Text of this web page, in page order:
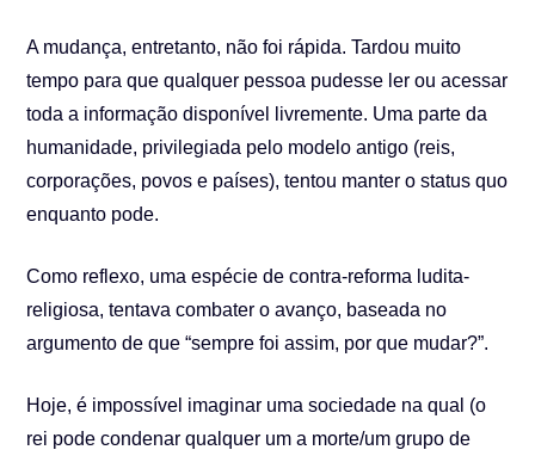
A mudança, entretanto, não foi rápida. Tardou muito
tempo para que qualquer pessoa pudesse ler ou acessar
toda a informação disponível livremente. Uma parte da
humanidade, privilegiada pelo modelo antigo (reis,
corporações, povos e países), tentou manter o status quo
enquanto pode.
Como reflexo, uma espécie de contra-reforma ludita-
religiosa, tentava combater o avanço, baseada no
argumento de que “sempre foi assim, por que mudar?”.
Hoje, é impossível imaginar uma sociedade na qual (o
rei pode condenar qualquer um a morte/um grupo de